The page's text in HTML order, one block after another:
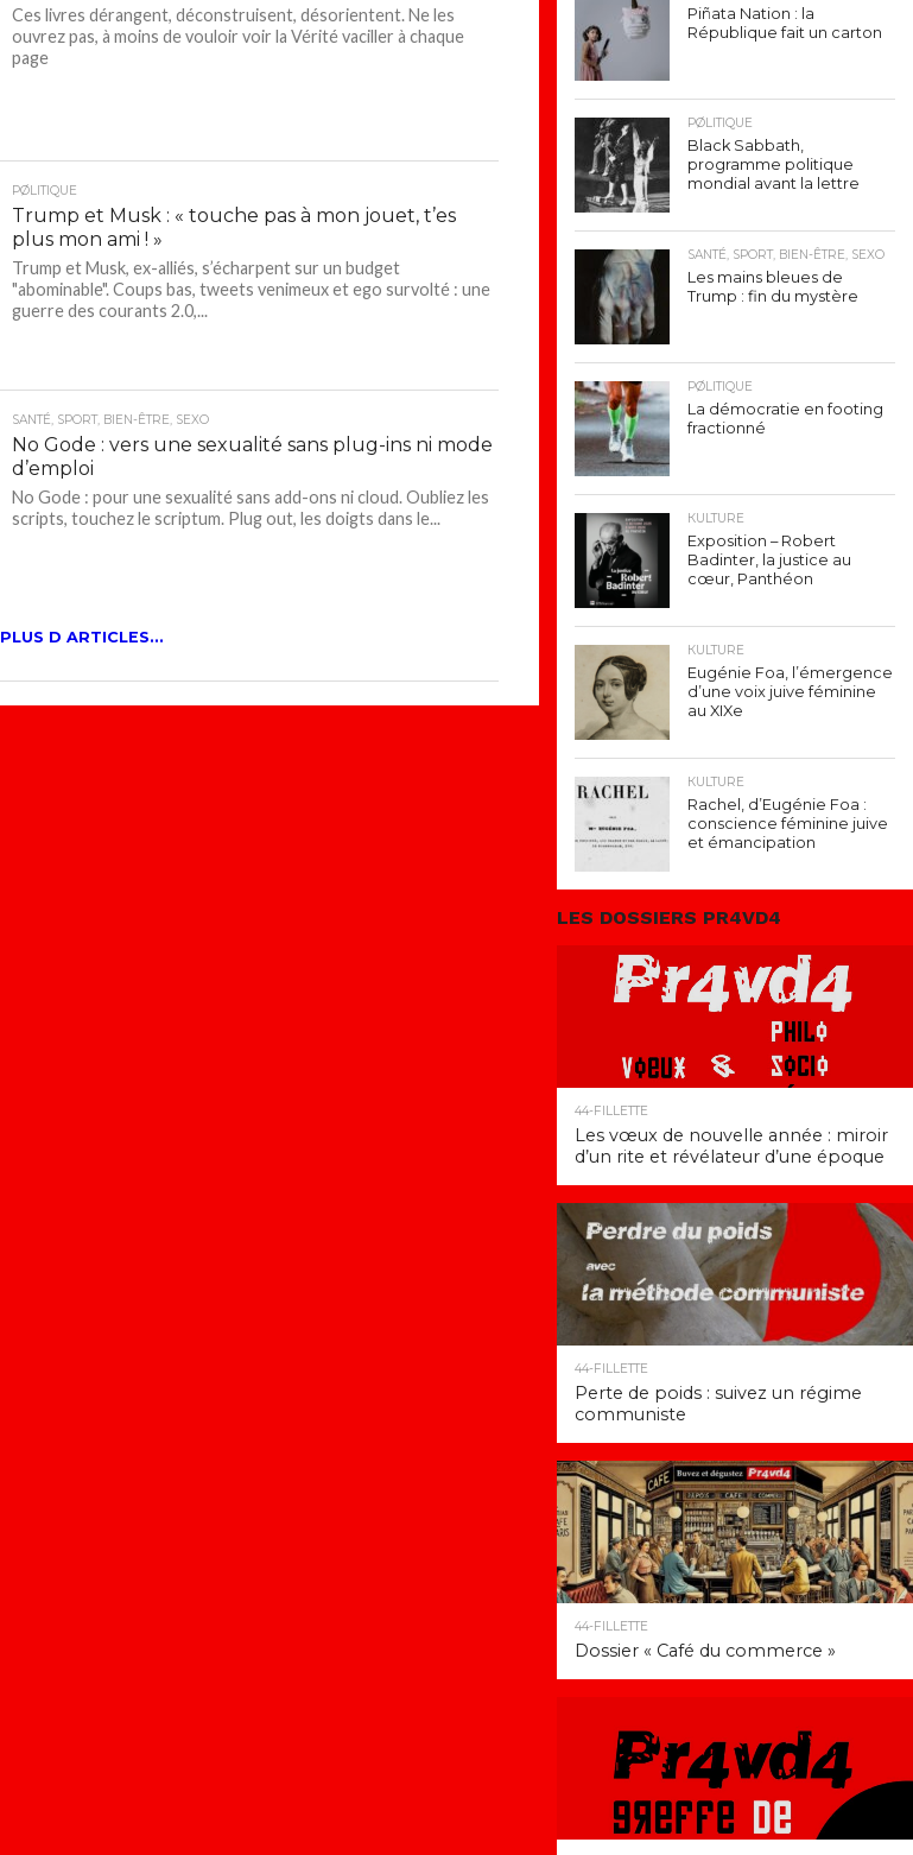
Ces livres dérangent, déconstruisent, désorientent. Ne les
ouvrez pas, à moins de vouloir voir la Vérité vaciller à chaque
page
PØLITIQUE
Trump et Musk : « touche pas à mon jouet, t’es
plus mon ami ! »
Trump et Musk, ex-alliés, s’écharpent sur un budget
"abominable". Coups bas, tweets venimeux et ego survolté : une
guerre des courants 2.0,...
SANTÉ, SPORT, BIEN-ÊTRE, SEXO
No Gode : vers une sexualité sans plug-ins ni mode
d’emploi
No Gode : pour une sexualité sans add-ons ni cloud. Oubliez les
scripts, touchez le scriptum. Plug out, les doigts dans le...
PLUS D ARTICLES...
Piñata Nation : la
République fait un carton
PØLITIQUE
Black Sabbath,
programme politique
mondial avant la lettre
SANTÉ, SPORT, BIEN-ÊTRE, SEXO
Les mains bleues de
Trump : fin du mystère
PØLITIQUE
La démocratie en footing
fractionné
КULTURE
Exposition – Robert
Badinter, la justice au
cœur, Panthéon
КULTURE
Eugénie Foa, l’émergence
d’une voix juive féminine
au XIXe
КULTURE
Rachel, d’Eugénie Foa :
conscience féminine juive
et émancipation
LES DOSSIERS PR4VD4
44-FILLETTE
Les vœux de nouvelle année : miroir
d’un rite et révélateur d’une époque
44-FILLETTE
Perte de poids : suivez un régime
communiste
44-FILLETTE
Dossier « Café du commerce »